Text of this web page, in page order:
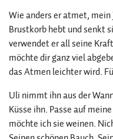
Wie anders er atmet, mein
Brustkorb hebt und senkt
verwendet er all seine
möchte dir ganz viel
das Atmen leichter wird.
Uli nimmt ihn aus der
Küsse ihn. Passe auf
möchte ich sie weinen.